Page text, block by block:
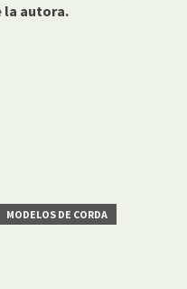
la autora.
MODELOS DE CORDA